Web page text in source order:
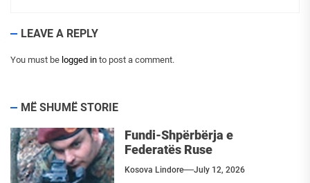
LEAVE A REPLY
You must be logged in to post a comment.
MË SHUMË STORIE
Fundi-Shpërbërja e
Federatës Ruse
Kosova Lindore July 12, 2026